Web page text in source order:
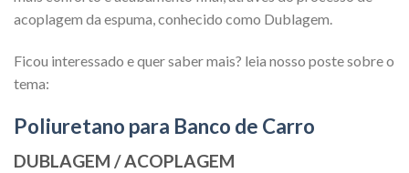
acoplagem da espuma, conhecido como Dublagem.
Ficou interessado e quer saber mais? leia nosso poste sobre o
tema:
Poliuretano para Banco de Carro
DUBLAGEM / ACOPLAGEM